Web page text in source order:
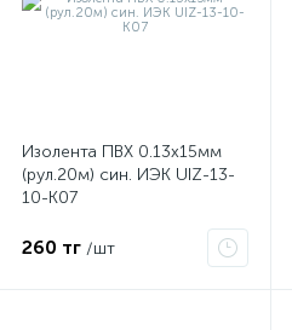
Изолента ПВХ 0.13х15мм
(рул.20м) син. ИЭК UIZ-13-
10-K07
260 тг /шт